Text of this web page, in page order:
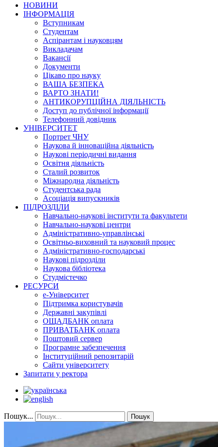
НОВИНИ
ІНФОРМАЦІЯ
Вступникам
Студентам
Аспірантам і науковцям
Викладачам
Вакансії
Документи
Цікаво про науку
ВАША БЕЗПЕКА
ВАРТО ЗНАТИ!
АНТИКОРУПЦІЙНА ДІЯЛЬНІСТЬ
Доступ до публічної інформації
Телефонний довідник
УНІВЕРСИТЕТ
Портрет ЧНУ
Наукова й інноваційна діяльність
Наукові періодичні видання
Освітня діяльність
Сталий розвиток
Міжнародна діяльність
Студентська рада
Асоціація випускників
ПІДРОЗДІЛИ
Навчально-наукові інститути та факультети
Навчально-наукові центри
Адміністративно-управлінські
Освітньо-виховний та науковий процес
Адміністративно-господарські
Наукові підрозділи
Наукова бібліотека
Студмістечко
РЕСУРСИ
е-Університет
Підтримка користувачів
Державні закупівлі
ОЩАДБАНК оплата
ПРИВАТБАНК оплата
Поштовий сервер
Програмне забезпечення
Інституційний репозитарій
Сайти університету
Запитати у ректора
Пошук... Пошук